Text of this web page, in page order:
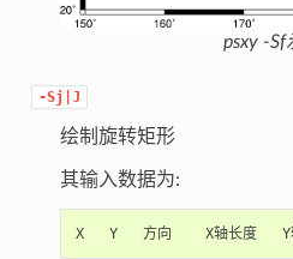
psxy -Sf
-Sj|J
绘制旋转矩形
其输入数据为: